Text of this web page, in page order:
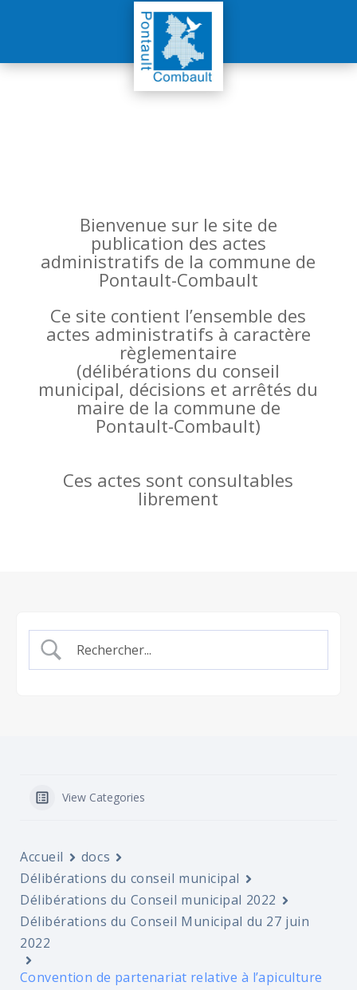
Bienvenue sur le site de
publication des actes
administratifs de la commune de
Pontault-Combault
Ce site contient l’ensemble des
actes administratifs à caractère
règlementaire
(délibérations du conseil
municipal, décisions et arrêtés du
maire de la commune de
Pontault-Combault)
Ces actes sont consultables
librement
View Categories
Accueil
docs
Délibérations du conseil municipal
Délibérations du Conseil municipal 2022
Délibérations du Conseil Municipal du 27 juin
2022
Convention de partenariat relative à l’apiculture